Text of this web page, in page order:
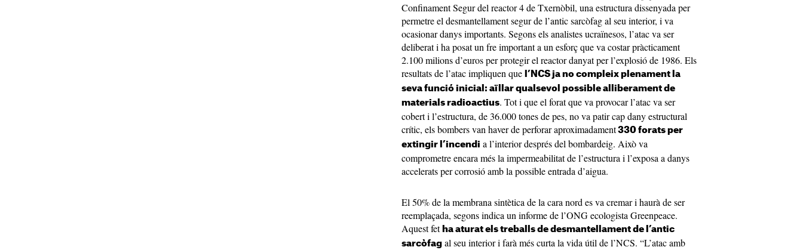
Confinament Segur del reactor 4 de Txernòbil, una estructura dissenyada per
permetre el desmantellament segur de l’antic sarcòfag al seu interior, i va
ocasionar danys importants. Segons els analistes ucraïnesos, l’atac va ser
deliberat i ha posat un fre important a un esforç que va costar pràcticament
2.100 milions d’euros per protegir el reactor danyat per l’explosió de 1986. Els
resultats de l’atac impliquen que l’NCS ja no compleix plenament la
seva funció inicial: aïllar qualsevol possible alliberament de
materials radioactius. Tot i que el forat que va provocar l’atac va ser
cobert i l’estructura, de 36.000 tones de pes, no va patir cap dany estructural
crític, els bombers van haver de perforar aproximadament330 forats per
extingir l’incendi a l’interior després del bombardeig. Això va
comprometre encara més la impermeabilitat de l’estructura i l’exposa a danys
accelerats per corrosió amb la possible entrada d’aigua.
El 50% de la membrana sintètica de la cara nord es va cremar i haurà de ser
reemplaçada, segons indica un informe de l’ONG ecologista Greenpeace.
Aquest fet ha aturat els treballs de desmantellament de l’antic
sarcòfag al seu interior i farà més curta la vida útil de l’NCS. “L’atac amb